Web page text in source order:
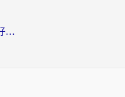
非洲玩装甲战争用什么加速器好？海外党亲测有效的国服游戏加速方案